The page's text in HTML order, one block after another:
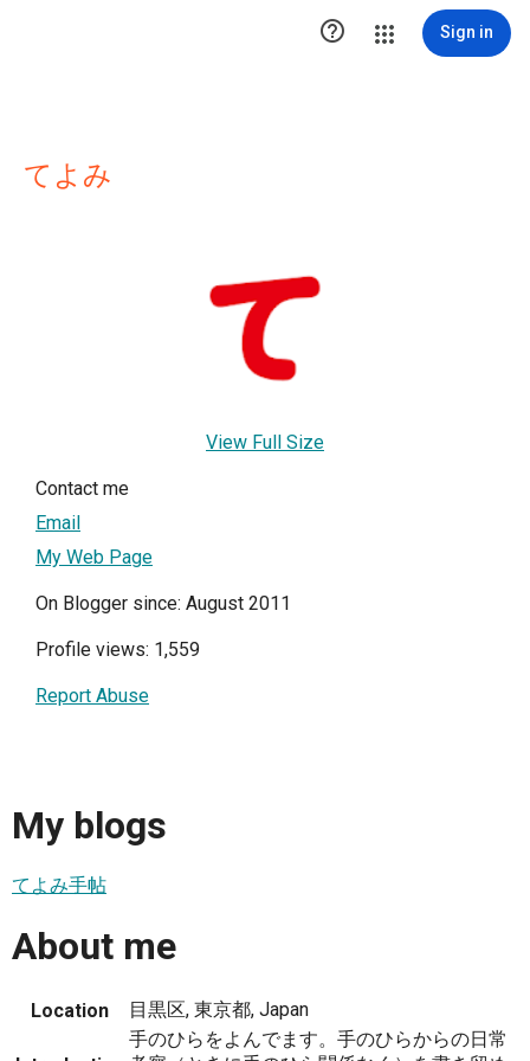
 Sign in
てよみ
View Full Size
Contact me
Email
My Web Page
On Blogger since: August 2011
Profile views: 1,559
Report Abuse
My blogs
てよみ手帖
About me
Location 目黒区, 東京都, Japan
手のひらをよんでます。手のひらからの日常